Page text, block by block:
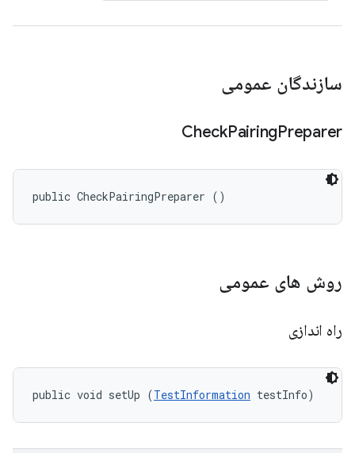
سازندگان عمومی
CheckPairingPreparer
public CheckPairingPreparer ()
روش های عمومی
راه اندازی
public void setUp (TestInformation testInfo)